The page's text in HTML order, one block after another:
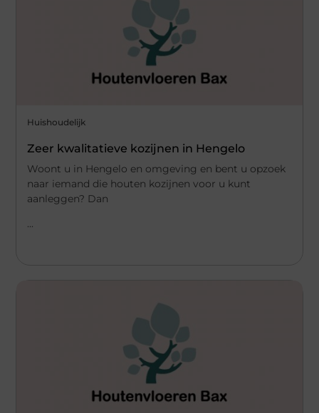
Huishoudelijk
Zeer kwalitatieve kozijnen in Hengelo
Woont u in Hengelo en omgeving en bent u opzoek
naar iemand die houten kozijnen voor u kunt
aanleggen? Dan
...